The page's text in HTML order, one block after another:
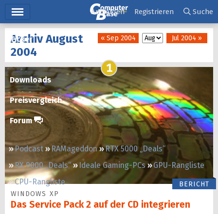
Ticker
Downloads
Preisvergleich
Forum
Podcast RAMageddon
RTX 5000 „Deals“
RX 9000 „Deals“
Ideale Gaming-PCs
GPU-Rangliste
CPU-Rangliste
Anmelden Registrieren Suche
Archiv August
2004
« Sep 2004 Jul 2004 »
1
BERICHT
WINDOWS XP
Das Service Pack 2 auf der CD integrieren